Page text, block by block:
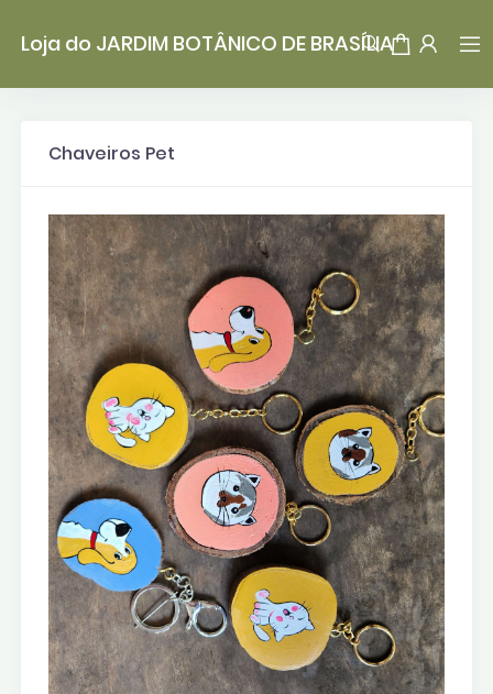
Loja do JARDIM BOTÂNICO DE BRASÍLIA
Chaveiros Pet